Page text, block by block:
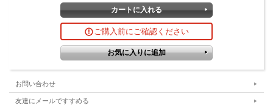
ご購入前にご確認ください
お問い合わせ
友達にメールですすめる